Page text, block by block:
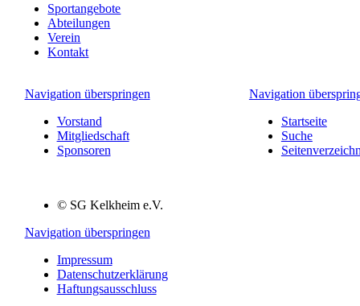
Sportangebote
Abteilungen
Verein
Kontakt
Navigation überspringen
Vorstand
Mitgliedschaft
Sponsoren
Navigation
Startseite
Suche
© SG Kelkheim e.V.
Navigation überspringen
Impressum
Datenschutzerklärung
Haftungsausschluss